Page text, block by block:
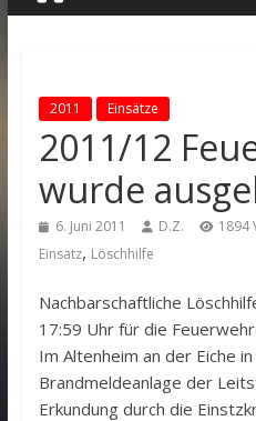
2011 Einsätze
2011/12
wurde
6. Juni 2011 D.Z. 1894
Einsatz, Löschhilfe
Nachbarschaftliche
17:59 Uhr für die
Im Altenheim an der Eiche
Brandmeldeanlage der
Erkundung durch die